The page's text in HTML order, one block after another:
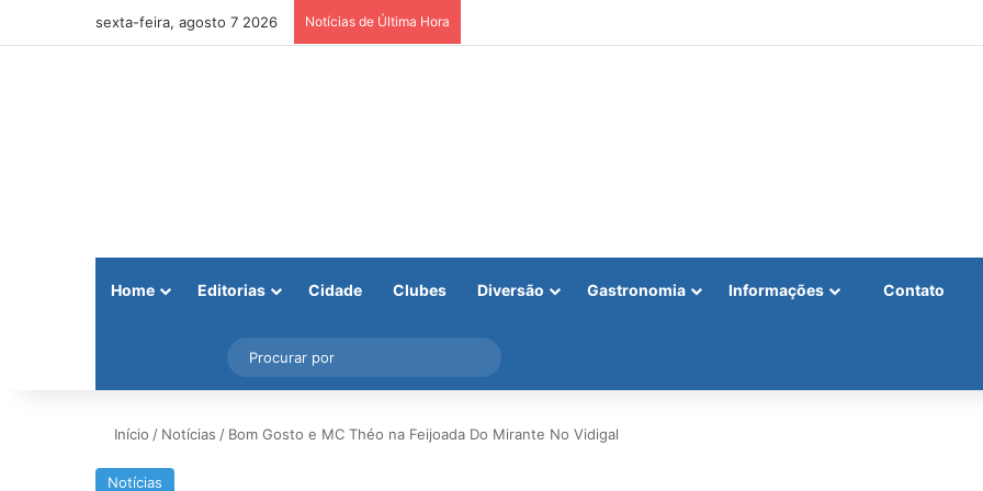
sexta-feira, agosto 7 2026 Notícias de Última Hora
Home Editorias Cidade Clubes Diversão Gastronomia Informações Contato
Instagram
Barra Lateral
por
Início / Notícias / Bom Gosto e MC Théo na Feijoada Do Mirante No Vidigal
Notícias